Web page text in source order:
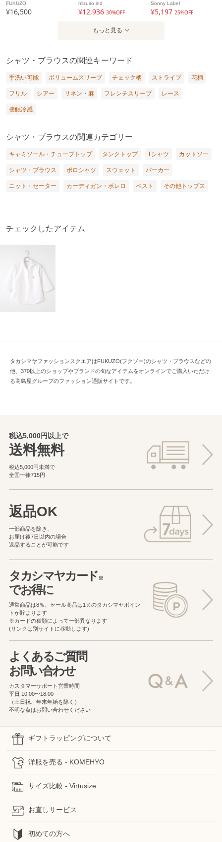
FUKUZO
¥16,500
mizuiro ind
¥12,93630%OFF
Sonny Label
¥5,19725%OFF
もっと見る
シャツ・ブラウスの関連キーワード
手洗い可能 ボリュームスリーブ チェック柄 ストライプ 花柄
フリル シアー リネン・麻 フレンチスリーブ レース
接触冷感
シャツ・ブラウスの関連カテゴリー
キャミソール・チューブトップ タンクトップ Tシャツ カットソー
シャツ・ブラウス ポロシャツ スウェット パーカー
ニット・セーター カーディガン・ボレロ ベスト その他トップス
チェックしたアイテム
タカシマヤファッションスクエアはFUKUZO(フクゾー)のシャツ・ブラウスなどの
他、370以上のショップやブランドの旬なアイテムをオンラインでご購入いただけ
る高島屋グループのファッション通販サイトです。
税込5,000円以上で
送料無料
税込5,000円未満で
全国一律715円
返品OK
一部商品を除き、
お届け後7日以内の場合
返品することが可能です
タカシマヤカード※
でお得に
通常商品は8％、セール商品は1％のタカシマヤポイン
トが貯まります
※カードの種類によって一部異なります
(リンクは別サイトに移動します)
よくあるご質問
お問い合わせ
カスタマーサポート営業時間
平日 10:00〜18:00
（土日祝、年末年始を除く）
不明な点はお問い合わせください
ギフトラッピングについて
洋服を売る - KOMEHYO
サイズ比較 - Virtusize
お直しサービス
初めての方へ